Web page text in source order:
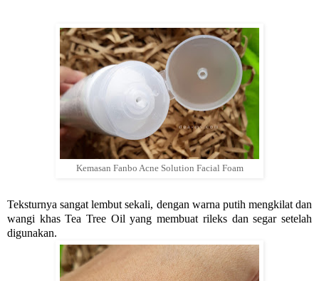
Kemasan Fanbo Acne Solution Facial Foam
Teksturnya sangat lembut sekali, dengan warna putih mengkilat dan
wangi khas Tea Tree Oil yang membuat rileks dan segar setelah
digunakan.